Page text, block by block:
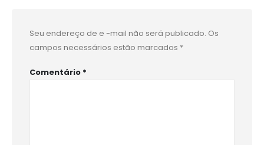
Seu endereço de e -mail não será publicado. Os
campos necessários estão marcados *
Comentário *